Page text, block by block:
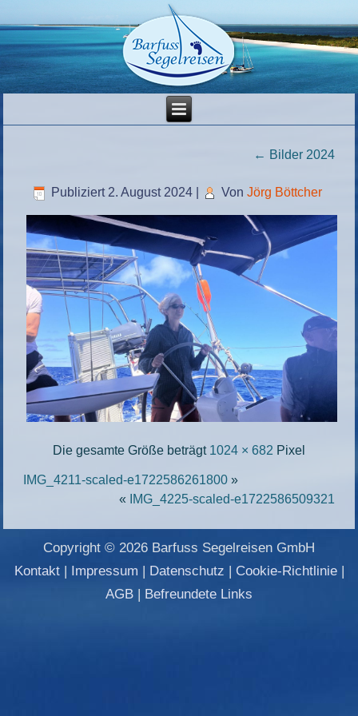
← Bilder 2024
Publiziert 2. August 2024 Von Jörg Böttcher
Die gesamte Größe beträgt 1024 × 682 Pixel
IMG_4211-scaled-e1722586261800 »
«
IMG_4225-scaled-e1722586509321
Copyright © 2026 Barfuss Segelreisen GmbH
Kontakt| Impressum | Datenschutz | Cookie-Richtlinie|
AGB | Befreundete Links